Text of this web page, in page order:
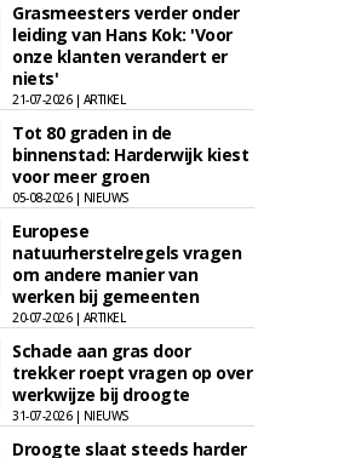
Grasmeesters verder onder
leiding van Hans Kok: 'Voor
onze klanten verandert er
niets'
21-07-2026 | ARTIKEL
Tot 80 graden in de
binnenstad: Harderwijk kiest
voor meer groen
05-08-2026 | NIEUWS
Europese
natuurherstelregels vragen
om andere manier van
werken bij gemeenten
20-07-2026 | ARTIKEL
Schade aan gras door
trekker roept vragen op over
werkwijze bij droogte
31-07-2026 | NIEUWS
Droogte slaat steeds harder